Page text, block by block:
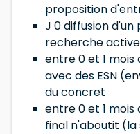
proposition
J 0 diffusion
recherche active
entre 0 et 1
avec des ESN
du concret
entre 0 et 1
final n'aboutit